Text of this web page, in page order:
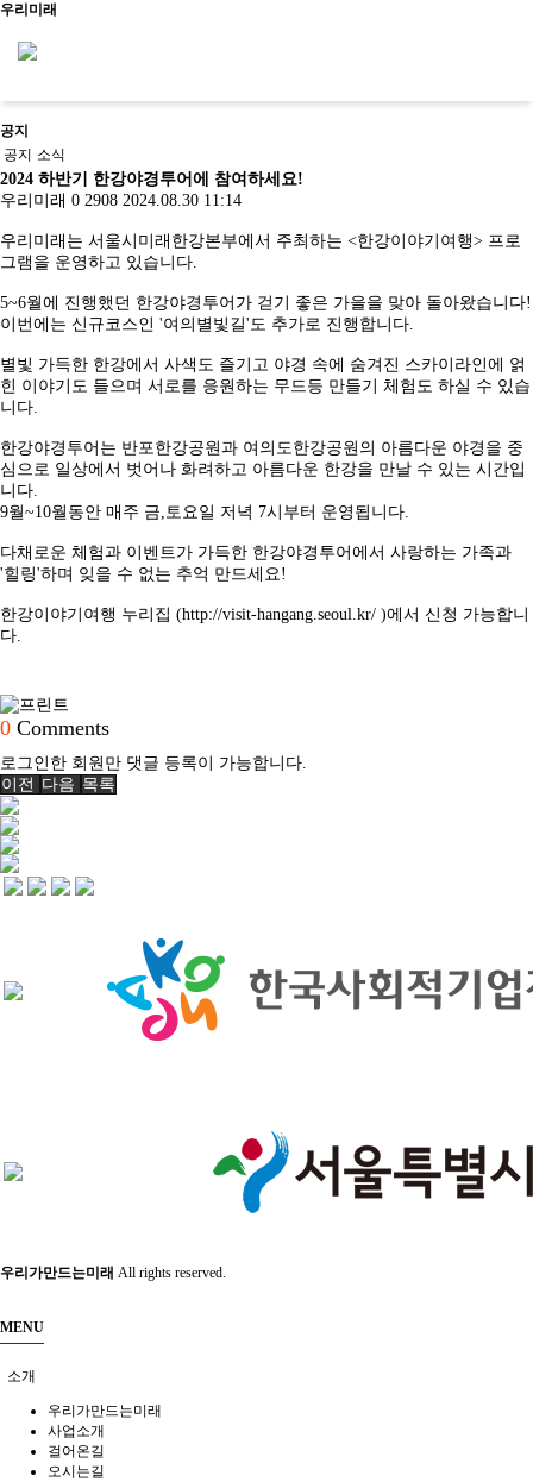
우리미래
신청문의
사이트맵
소개
우리가만드는미래
사업소개
걸어온길
오시는길
문화유산활용사업
사업실적
역사문화콘텐츠
역사문화교육콘텐츠
교육
살아있는 역사교육
학년별 추천기행
주제별 실내수업
학교와 함께
사회서비스
사업실적
진행 프로그램
소개
우리가만드
는미래
걸어온길
오시는길
문화유산활
용사업
사업실적
역사문화콘텐
콘텐츠
교재/교구
살아있는 역
사교육
주제별 실내
수업
사회서
비스
사업실
적
공지/
소식
소개
문화유산활용
교육
사회서비스
신청문의
사이트맵
공지
소식
공지
공지
소식
2024 하반기 한강야경투어에 참여하세요!
우리미래 0 2908 2024.08.30 11:14
우리미래는 서울시미래한강본부에서 주최하는 <한강이야기여행> 프로
그램을 운영하고 있습니다.
5~6월에 진행했던 한강야경투어가 걷기 좋은 가을을 맞아 돌아왔습니다!
이번에는 신규코스인 '여의별빛길'도 추가로 진행합니다.
별빛 가득한 한강에서 사색도 즐기고 야경 속에 숨겨진 스카이라인에 얽
힌 이야기도 들으며 서로를 응원하는 무드등 만들기 체험도 하실 수 있습
니다.
한강야경투어는 반포한강공원과 여의도한강공원의 아름다운 야경을 중
심으로 일상에서 벗어나 화려하고 아름다운 한강을 만날 수 있는 시간입
니다.
9월~10월동안 매주 금,토요일 저녁 7시부터 운영됩니다.
다채로운 체험과 이벤트가 가득한 한강야경투어에서 사랑하는 가족과
'힐링'하며 잊을 수 없는 추억 만드세요!
한강이야기여행 누리집 (http://visit-hangang.seoul.kr/ )에서 신청 가능합니
다.
0 Comments
로그인한 회원만 댓글 등록이 가능합니다.
이전 다음 목록
우리가만드는미래 All rights reserved.
MENU
소개
우리가만드는미래
사업소개
걸어온길
오시는길